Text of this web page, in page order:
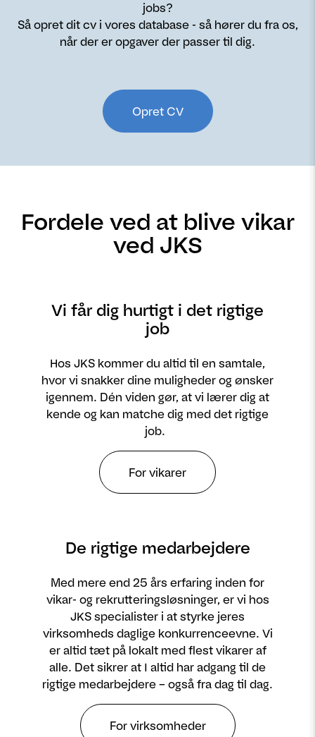
jobs?
Så opret dit cv i vores database - så hører du fra os,
når der er opgaver der passer til dig.
Opret CV
Fordele ved at blive vikar
ved JKS
Vi får dig hurtigt i det rigtige
job
Hos JKS kommer du altid til en samtale,
hvor vi snakker dine muligheder og ønsker
igennem. Dén viden gør, at vi lærer dig at
kende og kan matche dig med det rigtige
job.
For vikarer
De rigtige medarbejdere
Med mere end 25 års erfaring inden for
vikar- og rekrutteringsløsninger, er vi hos
JKS specialister i at styrke jeres
virksomheds daglige konkurrenceevne. Vi
er altid tæt på lokalt med flest vikarer af
alle. Det sikrer at I altid har adgang til de
rigtige medarbejdere – også fra dag til dag.
For virksomheder